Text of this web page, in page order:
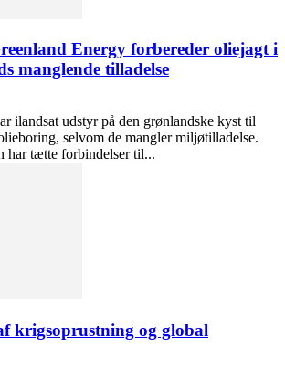
Energy forbereder oliejagt i
manglende tilladelse
ilandsat udstyr på den grønlandske kyst til
selvom de mangler miljøtilladelse.
har tætte forbindelser til...
krigsoprustning og global